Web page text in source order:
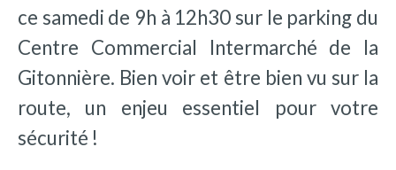
ce samedi de 9h à 12h30 sur le parking du
Centre Commercial Intermarché de la
Gitonnière. Bien voir et être bien vu sur la
route, un enjeu essentiel pour votre
sécurité !